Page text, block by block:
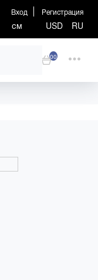
Вход Регистрация
см USD RU
00